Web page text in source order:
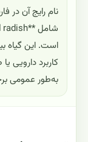
نام رایج آن
است. این گیاه
کاربرد دارویی
به‌طور عمومی